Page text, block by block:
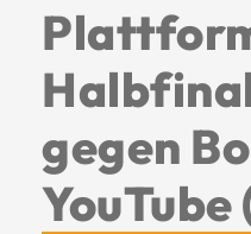
gegen
YouTube